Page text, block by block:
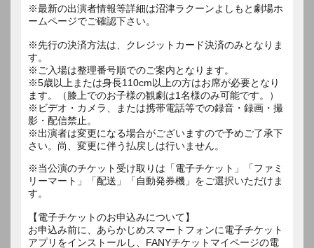
※最新の出演者情報等詳細は沼津ラクーンよしもと劇場ホ
ームページでご確認下さい。
※先行の決済方法は、クレジットカード決済のみとなりま
す。
※ご入場は整理番号順でのご案内となります。
※5歳以上または身長110cm以上の方はお席が必要となり
ます。（膝上でのお子様の観劇は1名様のみ可能です。）
※ビデオ・カメラ、または携帯電話等での録音・録画・撮
影・配信禁止。
※出演者は変更になる場合がございますので予めご了承下
※当公演のチケット受け取りは「電子チケット」「ファミ
リーマート」「配送」「自動発券機」をご選択いただけま
す。
【電子チケットのお申込みについて】
お申込み前に、あらかじめスマートフォンに電子チケット
アプリをインストールし、FANYチケットマイページの電